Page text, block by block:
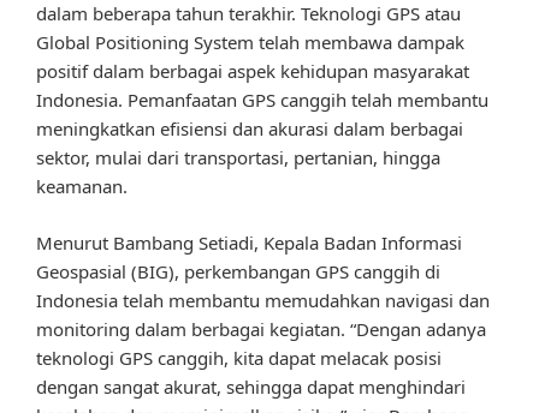
dalam beberapa tahun terakhir. Teknologi GPS atau
Global Positioning System telah membawa dampak
positif dalam berbagai aspek kehidupan masyarakat
Indonesia. Pemanfaatan GPS canggih telah membantu
meningkatkan efisiensi dan akurasi dalam berbagai
sektor, mulai dari transportasi, pertanian, hingga
keamanan.
Menurut Bambang Setiadi, Kepala Badan Informasi
Geospasial (BIG), perkembangan GPS canggih di
Indonesia telah membantu memudahkan navigasi dan
monitoring dalam berbagai kegiatan. “Dengan adanya
teknologi GPS canggih, kita dapat melacak posisi
dengan sangat akurat, sehingga dapat menghindari